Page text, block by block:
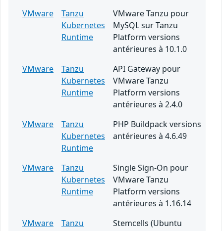
VMware
Tanzu
Kubernetes
Runtime
VMware Tanzu pour
MySQL sur Tanzu
Platform versions
antérieures à 10.1.0
VMware
Tanzu
Kubernetes
Runtime
API Gateway pour
VMware Tanzu
Platform versions
antérieures à 2.4.0
VMware
Tanzu
Kubernetes
Runtime
PHP Buildpack versions
antérieures à 4.6.49
VMware
Tanzu
Kubernetes
Runtime
Single Sign-On pour
VMware Tanzu
Platform versions
antérieures à 1.16.14
VMware
Tanzu
Stemcells (Ubuntu